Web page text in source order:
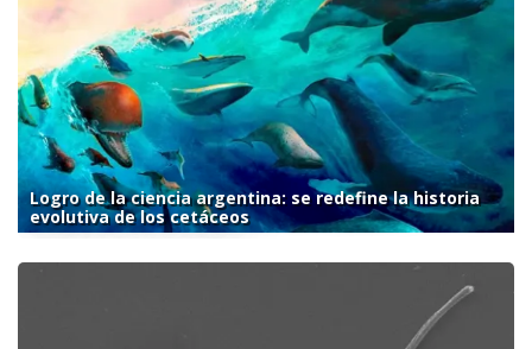
Logro de la ciencia argentina: se redefine la historia
evolutiva de los cetáceos